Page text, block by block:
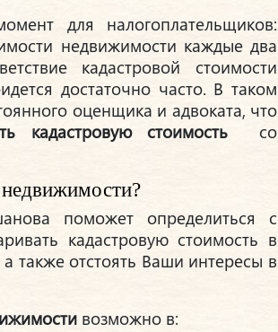
для налогоплательщиков:
недвижимости каждые два
кадастровой стоимости
достаточно часто. В таком
оценщика и адвоката, что
кадастровую стоимость
со
поможет определиться с
кадастровую стоимость в
также отстоять Ваши интересы в
возможно в: